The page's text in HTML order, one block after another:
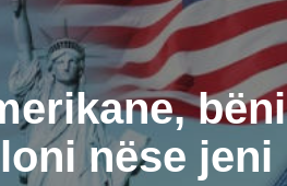
bëni
nëse jeni